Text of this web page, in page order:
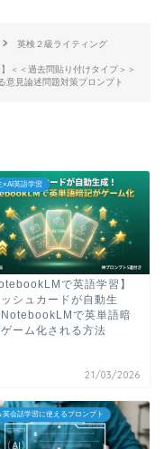
英検２級ライティング
＜＜過去問貼り付けタイプ＞＞
意見論述問題対策プロンプト
×AI英語学習
で英語学習】
シュカードが自動生
NotebookLMで英単語暗
ーム化される方法
21/03/2026
英会話学習に使えるプロンプト